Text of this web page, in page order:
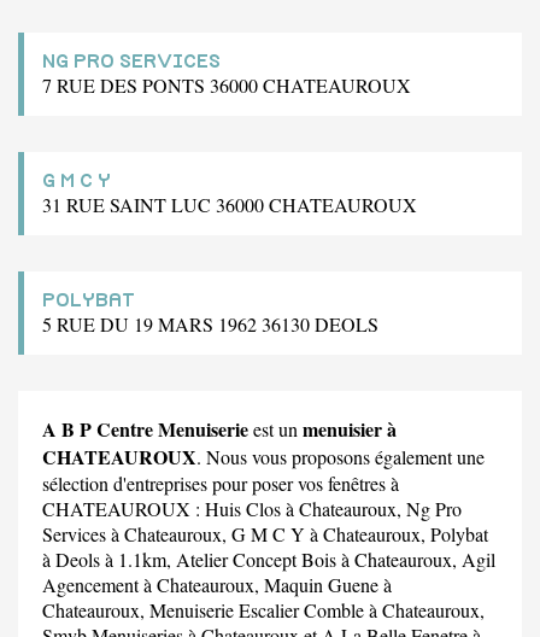
NG PRO SERVICES
7 RUE DES PONTS 36000 CHATEAUROUX
G M C Y
31 RUE SAINT LUC 36000 CHATEAUROUX
POLYBAT
5 RUE DU 19 MARS 1962 36130 DEOLS
A B P Centre Menuiserieest un menuisier à
CHATEAUROUX. Nous vous proposons également une
sélection d'entreprises pour poser vos fenêtres à
CHATEAUROUX : Huis Closà Chateauroux, Ng Pro
Servicesà Chateauroux, G M C Y à Chateauroux, Polybat
à Deols à 1.1km, Atelier Concept Boisà Chateauroux, Agil
Agencementà Chateauroux, Maquin Gueneà
Chateauroux, Menuiserie Escalier Combleà Chateauroux,